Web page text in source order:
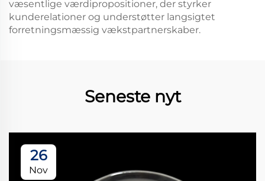
væsentlige værdipropositioner, der styrker
kunderelationer og understøtter langsigtet
forretningsmæssig vækstpartnerskaber.
Seneste nyt
26
Nov